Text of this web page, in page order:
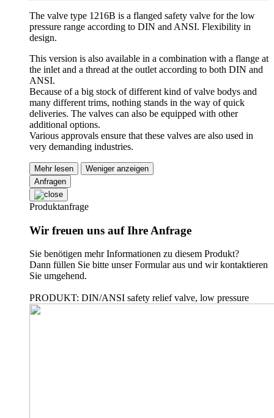
The valve type 1216B is a flanged safety valve for the low
pressure range according to DIN and ANSI. Flexibility in
design.
This version is also available in a combination with a flange at
the inlet and a thread at the outlet according to both DIN and
ANSI.
Because of a big stock of different kind of valve bodys and
many different trims, nothing stands in the way of quick
deliveries. The valves can also be equipped with other
additional options.
Various approvals ensure that these valves are also used in
very demanding industries.
Mehr lesen
Weniger anzeigen
Anfragen
Produktanfrage
Wir freuen uns auf Ihre Anfrage
Sie benötigen mehr Informationen zu diesem Produkt?
Dann füllen Sie bitte unser Formular aus und wir kontaktieren
Sie umgehend.
PRODUKT: DIN/ANSI safety relief valve, low pressure